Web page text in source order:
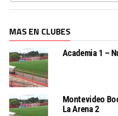
MAS EN CLUBES
Academia 1 –
Montevideo
La Arena 2